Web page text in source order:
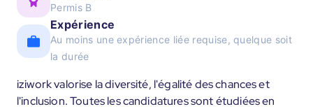
Permis B
Expérience
Au moins une expérience liée requise, quelque soit
la durée
iziwork valorise la diversité, l'égalité des chances et
l'inclusion. Toutes les candidatures sont étudiées en